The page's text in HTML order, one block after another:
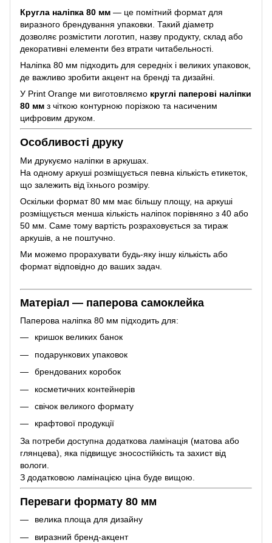
Кругла наліпка 80 мм — це помітний формат для
виразного брендування упаковки. Такий діаметр
дозволяє розмістити логотип, назву продукту, склад або
декоративні елементи без втрати читабельності.
Наліпка 80 мм підходить для середніх і великих упаковок,
де важливо зробити акцент на бренді та дизайні.
У Print Orange ми виготовляємо круглі паперові наліпки
80 мм з чіткою контурною порізкою та насиченим
цифровим друком.
Особливості друку
Ми друкуємо наліпки в аркушах.
На одному аркуші розміщується певна кількість етикеток,
що залежить від їхнього розміру.
Оскільки формат 80 мм має більшу площу, на аркуші
розміщується менша кількість наліпок порівняно з 40 або
50 мм. Саме тому вартість розраховується за тираж
аркушів, а не поштучно.
Ми можемо прорахувати будь-яку іншу кількість або
формат відповідно до ваших задач.
Матеріал — паперова самоклейка
Паперова наліпка 80 мм підходить для:
кришок великих банок
подарункових упаковок
брендованих коробок
косметичних контейнерів
свічок великого формату
крафтової продукції
За потреби доступна додаткова ламінація (матова або
глянцева), яка підвищує зносостійкість та захист від
вологи.
З додатковою ламінацією ціна буде вищою.
Переваги формату 80 мм
велика площа для дизайну
виразний бренд-акцент